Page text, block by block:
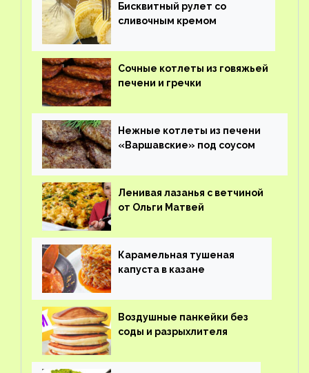
Бисквитный рулет со
сливочным кремом
Сочные котлеты из говяжьей
печени и гречки
Нежные котлеты из печени
«Варшавские» под соусом
Ленивая лазанья с ветчиной
от Ольги Матвей
Карамельная тушеная
капуста в казане
Воздушные панкейки без
соды и разрыхлителя